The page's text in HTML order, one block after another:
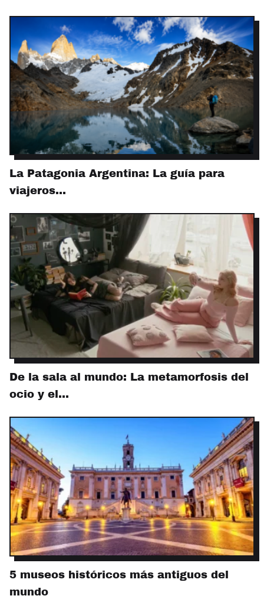
La Patagonia Argentina: La guía para
viajeros…
De la sala al mundo: La metamorfosis del
ocio y el…
5 museos históricos más antiguos del
mundo